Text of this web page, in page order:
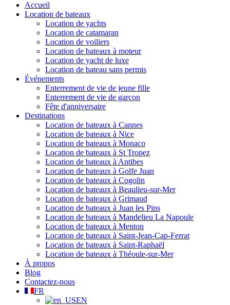
Accueil
Location de bateaux
Location de yachts
Location de catamaran
Location de voiliers
Location de bateaux à moteur
Location de yacht de luxe
Location de bateau sans permis
Événements
Enterrement de vie de jeune fille
Enterrement de vie de garçon
Fête d'anniversaire
Destinations
Location de bateaux à Cannes
Location de bateaux à Nice
Location de bateaux à Monaco
Location de bateaux à St Tropez
Location de bateaux à Antibes
Location de bateaux à Golfe Juan
Location de bateaux à Cogolin
Location de bateaux à Beaulieu-sur-Mer
Location de bateaux à Grimaud
Location de bateaux à Juan les Pins
Location de bateaux à Mandelieu La Napoule
Location de bateaux à Menton
Location de bateaux à Saint-Jean-Cap-Ferrat
Location de bateaux à Saint-Raphaël
Location de bateaux à Théoule-sur-Mer
À propos
Blog
Contactez-nous
FR
EN